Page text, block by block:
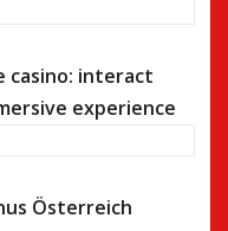
casino: interact
experience
Österreich